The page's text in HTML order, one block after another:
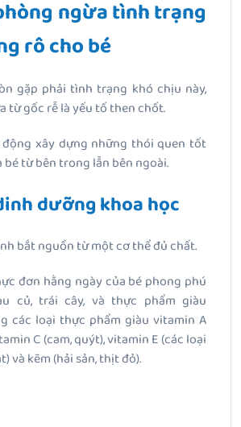
ngừa tình trạng
rô cho bé
gặp phải tình trạng khó chịu này,
từ gốc rễ là yếu tố then chốt.
động xây dựng những thói quen tốt
bé từ bên trong lẫn bên ngoài.
dưỡng khoa học
bắt nguồn từ một cơ thể đủ chất.
đơn hằng ngày của bé phong phú
củ, trái cây, và thực phẩm giàu
các loại thực phẩm giàu vitamin A
C (cam, quýt), vitamin E (các loại
và kẽm (hải sản, thịt đỏ).